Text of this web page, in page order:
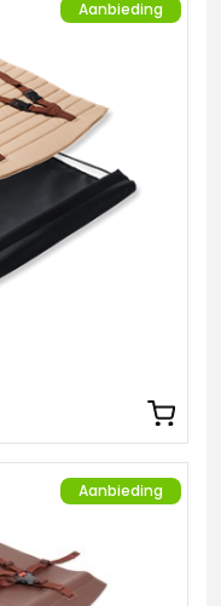
Aanbieding
Aanbieding